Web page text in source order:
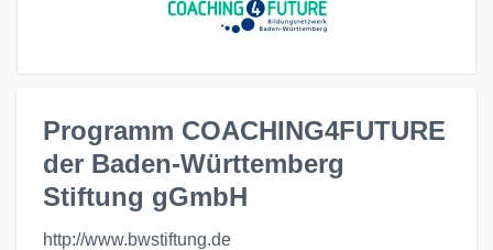
Programm COACHING4FUTURE
der Baden-Württemberg
Stiftung gGmbH
http://www.bwstiftung.de